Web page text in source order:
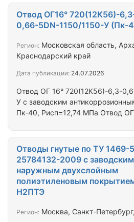
017-38948552-2015 Переход
168(7К48)х108(4К48)-
017-38948552-2015 Переход
159(6К52)х89(5К52)-
38948552-2015 Переход ПШК I
38948552-2015 Вся
Отвод ОГ 16° 720(12К56)-6,3-
У с заводским
Пк-40, Рисп=12,74 МПа Отвод
Рисп=12,74 МПа Отвод ОГ16°
5DN-1150/1150-У с заводским
покрытием Пк-40, Рисп=12,74
720(12К56)-6,3-0,66-5DN-1250/
заводским антикоррозионным
продукция комплектуется всей…
Отвод ОГ16° 720(12К56)-
0,66-5DN-1150/1150-У (Пк-
Регион: Московская область,
Краснодарский край
Дата публикации: 24.07.2026
Отводы гнутые по ТУ 1469-
25784132-2009 с заводским
наружным двухслойным
полиэтиленовым
Н2ПТЭ
Регион: Москва, Санкт-